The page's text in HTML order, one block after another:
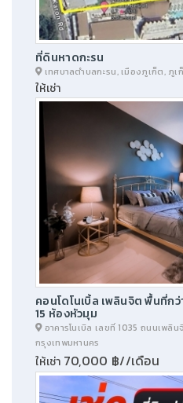
ที่ดินหาดกะรน
เทศบาลตำบลกะรน, เมืองภูเก็ต, ภูเ
ให้เช่า
คอนโดโนเบิ้ล เพลินจิต พื้นที่ก
15 ห้องหัวมุม
อาคารโนเบิล เลขที่ 1035 ถนนเพลิ
กรุงเทพมหานคร
ให้เช่า 70,000 ฿//เดือน